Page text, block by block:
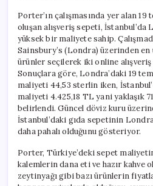
Porter’ın çalışmasında yer alan 19
oluşan alışveriş sepeti, İstanbul’da
yüksek bir maliyete sahip.
Sainsbury’s (Londra) üzerinden en
ürünler seçilerek iki online
Sonuçlara göre, Londra’daki 19
maliyeti 44,53 sterlin iken,
maliyeti 4.425,18 TL yani yaklaşık
belirlendi. Güncel döviz kuru
İstanbul’daki gıda sepetinin
daha pahalı olduğunu gösteriyor.
Porter, Türkiye’deki sepet
kalemlerin dana eti ve hazır kahve
zeytinyağı gibi bazı ürünlerin